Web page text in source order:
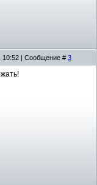
10:52 | Сообщение # 3